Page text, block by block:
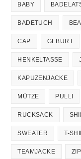
BABY
BADETUCH
CAP GEBURT
HENKELTASSE
KAPUZENJACKE
MÜTZE PULLI
RUCKSACK
SWEATER T-
TEAMJACKE